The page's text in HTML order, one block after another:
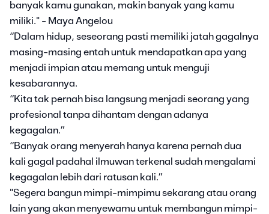
banyak kamu gunakan, makin banyak yang kamu
miliki." - Maya Angelou
“Dalam hidup, seseorang pasti memiliki jatah gagalnya
masing-masing entah untuk mendapatkan apa yang
menjadi impian atau memang untuk menguji
kesabarannya.
“Kita tak pernah bisa langsung menjadi seorang yang
profesional tanpa dihantam dengan adanya
kegagalan.”
“Banyak orang menyerah hanya karena pernah dua
kali gagal padahal ilmuwan terkenal sudah mengalami
kegagalan lebih dari ratusan kali.”
"Segera bangun mimpi-mimpimu sekarang atau orang
lain yang akan menyewamu untuk membangun mimpi-